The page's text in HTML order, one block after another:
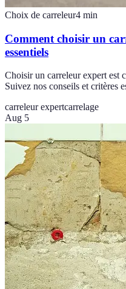
Choix de carreleur4 min
Comment choisir un
essentiels
Choisir un carreleur expert est
Suivez nos conseils et critères
carreleur expertcarrelage
Aug 5